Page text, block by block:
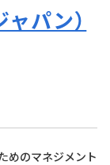
パン）
めのマネジメント